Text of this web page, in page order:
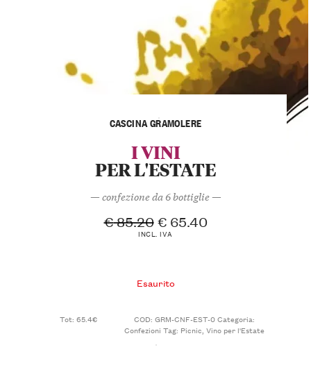
CASCINA GRAMOLERE
I VINI
PER L'ESTATE
— confezione da 6 bottiglie —
€85.20 € 65.40
INCL. IVA
Esaurito
Tot: 65.4€ COD:GRM-CNF-EST-0Categoria:
Confezioni Tag: Picnic,Vino per l'Estate